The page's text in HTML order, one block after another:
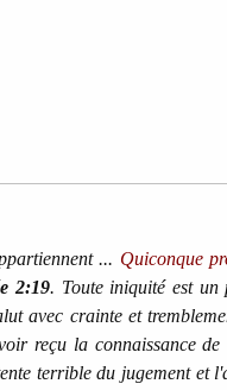
... Quiconque
2:19. Toute iniquité est un
avec crainte et
reçu la connaissance
terrible du jugement et